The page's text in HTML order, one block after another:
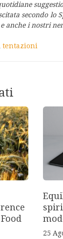
secondo lo
anche i nostri
tentazioni
25